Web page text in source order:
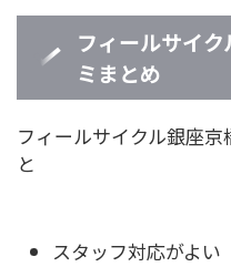
フィールサイ
ミまとめ
フィールサイクル銀座
と
スタッフ対応がよい